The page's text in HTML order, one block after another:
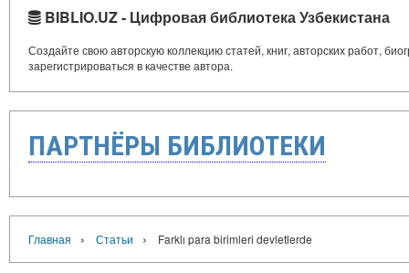
BIBLIO.UZ - Цифровая библиотека Узбекистана
Создайте свою авторскую коллекцию статей, книг, авторских работ,
зарегистрироваться в качестве автора.
ПАРТНЁРЫ БИБЛИОТЕКИ
Главная › Статьи › Farklı para birimleri devletlerde